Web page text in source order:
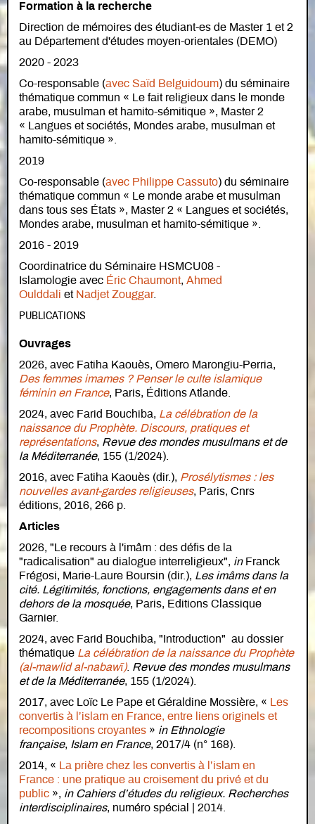
Formation à la recherche
Direction de mémoires des étudiant-es de Master 1 et 2
au Département d'études moyen-orientales (DEMO)
2020 - 2023
Co-responsable (avec Saïd Belguidoum) du séminaire
thématique commun « Le fait religieux dans le monde
arabe, musulman et hamito-sémitique », Master 2
« Langues et sociétés, Mondes arabe, musulman et
hamito-sémitique ».
2019
Co-responsable (avec Philippe Cassuto) du séminaire
thématique commun « Le monde arabe et musulman
dans tous ses États », Master 2 « Langues et sociétés,
Mondes arabe, musulman et hamito-sémitique ».
2016 - 2019
Coordinatrice du Séminaire HSMCU08 -
Islamologie avec Éric Chaumont, Ahmed
Oulddali et Nadjet Zouggar.
PUBLICATIONS
Ouvrages
2026, avec Fatiha Kaouès, Omero Marongiu-Perria,
Des femmes imames ? Penser le culte islamique
féminin en France, Paris, Éditions Atlande.
2024, avec Farid Bouchiba, La célébration de la
naissance du Prophète. Discours, pratiques et
représentations, Revue des mondes musulmans et de
la Méditerranée, 155 (1/2024).
2016, avec Fatiha Kaouès (dir.), Prosélytismes : les
nouvelles avant-gardes religieuses, Paris, Cnrs
éditions, 2016, 266 p.
Articles
2026, "Le recours à l'imâm : des défis de la
"radicalisation" au dialogue interreligieux", inFranck
Frégosi, Marie-Laure Boursin (dir.), Les imâms dans la
cité. Légitimités, fonctions, engagements dans et en
dehors de la mosquée, Paris, Editions Classique
Garnier.
2024, avec Farid Bouchiba, "Introduction" au dossier
thématique La célébration de la naissance du Prophète
(al-mawlid al-nabawī). Revue des mondes musulmans
et de la Méditerranée, 155 (1/2024).
2017, avec Loïc Le Pape et Géraldine Mossière, «
Les
convertis à l’islam en France, entre liens originels et
recompositions croyantes » in Ethnologie
française, Islam en France, 2017/4 (n° 168).
2014, «
La prière chez les convertis à l’islam en
France : une pratique au croisement du privé et du
public », in Cahiers d’études du religieux. Recherches
interdisciplinaires, numéro spécial | 2014.